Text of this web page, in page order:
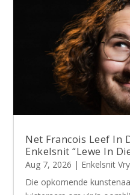
Net Francois Leef In
Enkelsnit “Lewe In
Aug 7, 2026 | Enkelsnit
Die opkomende